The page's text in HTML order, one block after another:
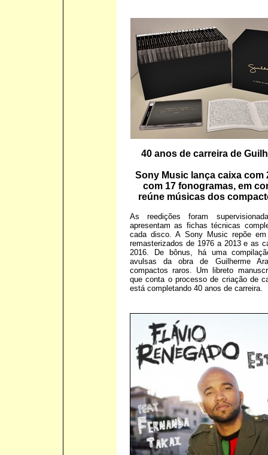
40 anos de carreira de
Sony Music lança caixa com
com 17 fonogramas, em
reúne músicas dos
As reedições foram
apresentam as fichas técnicas
cada disco. A Sony Music repõe
remasterizados de 1976 a 2013 e as
2016. De bônus, há uma
avulsas da obra de Guilherme
compactos raros. Um libreto
que conta o processo de criação de
está completando 40 anos de carreira.